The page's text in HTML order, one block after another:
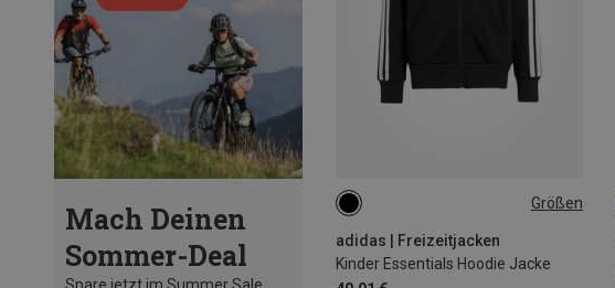
Mach Deinen
Sommer-Deal
Größen
adidas | Freizeitjacken
Kinder Essentials Hoodie Jacke
128
176